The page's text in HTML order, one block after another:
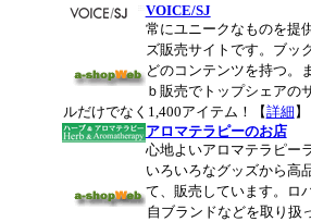
VOICE/SJ
常にユニークなものを提
ズ販売サイトです。ブッ
どのコンテンツを持つ。
ｂ販売でトップシェアの
ルだけでなく1,400アイテム！【詳細 】
アロマテラピーのお店
心地よいアロマテラピー
いろいろなグッズから高
て、販売しています。ロ
自ブランドなどを取り扱